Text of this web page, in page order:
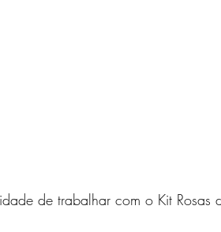
de trabalhar com o Kit Rosas